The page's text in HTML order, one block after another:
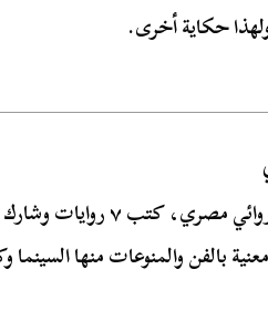
حكاية أخرى.
كاتب صحفي وروائي مصري،
بالفن والمنوعات منها السينما